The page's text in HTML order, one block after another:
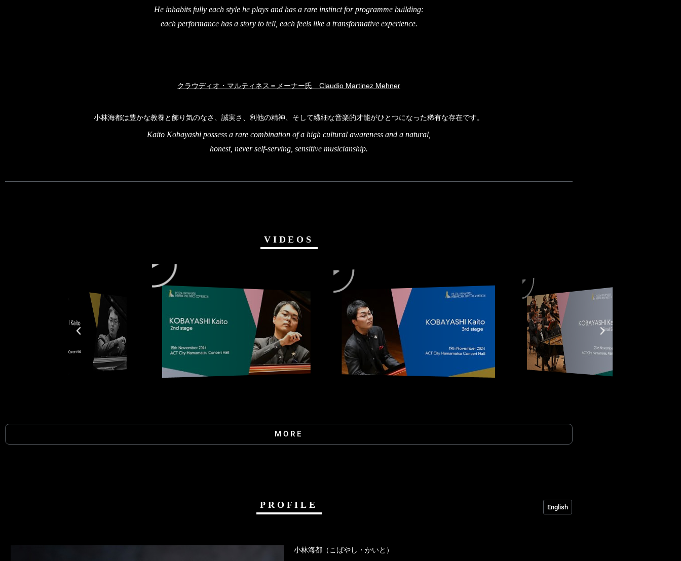
He inhabits fully each style he plays and has a rare instinct for programme building:
each performance has a story to tell, each feels like a transformative experience.
クラウディオ・マルティネス＝メーナー氏 Claudio Martinez Mehner
小林海都は豊かな教養と飾り気のなさ、誠実さ、利他の精神、そして繊細な音楽的才能がひとつになった稀有な存在です。
Kaito Kobayashi possess a rare combination of a high cultural awareness and a natural,
honest, never self-serving, sensitive musicianship.
VIDEOS
MORE
PROFILE English
小林海都（こばやし・かいと）